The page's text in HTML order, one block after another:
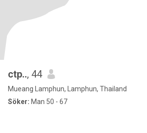
ctp.., 44
Mueang Lamphun, Lamphun, Thailand
Söker: Man 50 - 67